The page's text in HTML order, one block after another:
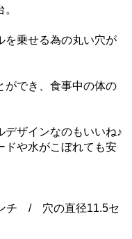
を乗せる為の丸い穴が
ができ、食事中の体の
デザインなのもいいね♪
ドや水がこぼれても安
ンチ / 穴の直径11.5セ